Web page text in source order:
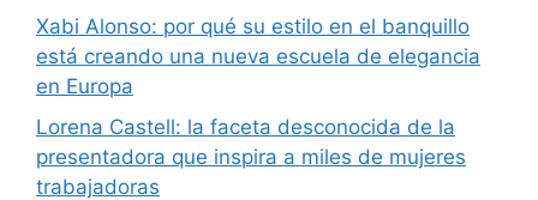
Xabi Alonso: por qué su estilo en el banquillo
está creando una nueva escuela de elegancia
en Europa
Lorena Castell: la faceta desconocida de la
presentadora que inspira a miles de mujeres
trabajadoras